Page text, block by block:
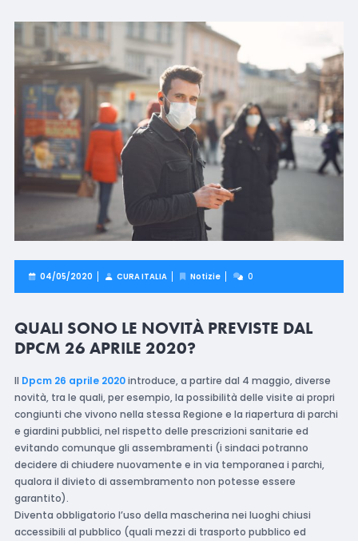
04/05/2020 CURA ITALIA Notizie 0
QUALI SONO LE NOVITÀ PREVISTE DAL
DPCM 26 APRILE 2020?
Il Dpcm 26 aprile 2020introduce, a partire dal 4 maggio, diverse
novità, tra le quali, per esempio, la possibilità delle visite ai propri
congiunti che vivono nella stessa Regione e la riapertura di parchi
e giardini pubblici, nel rispetto delle prescrizioni sanitarie ed
evitando comunque gli assembramenti (i sindaci potranno
decidere di chiudere nuovamente e in via temporanea i parchi,
qualora il divieto di assembramento non potesse essere
garantito).
Diventa obbligatorio l’uso della mascherina nei luoghi chiusi
accessibili al pubblico (quali mezzi di trasporto pubblico ed